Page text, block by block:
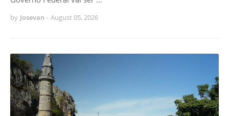
by Josevan - August 05, 2026